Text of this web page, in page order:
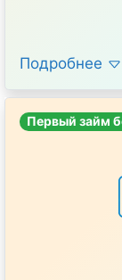
Подробнее
Первый займ